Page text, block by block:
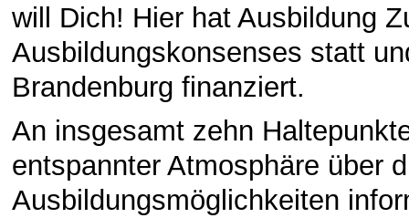
will Dich! Hier hat Ausbildung
Ausbildungskonsenses statt
Brandenburg finanziert.
An insgesamt zehn
entspannter Atmosphäre über
Ausbildungsmöglichkeiten